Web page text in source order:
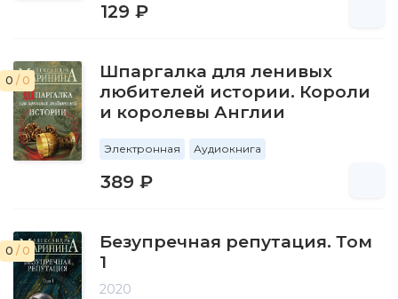
129 ₽
0 / 0
Шпаргалка для ленивых
любителей истории. Короли
и королевы Англии
Электронная Аудиокнига
389 ₽
0 / 0
Безупречная репутация. Том
1
2020